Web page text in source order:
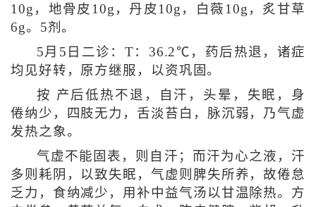
10g，地骨皮10g，丹皮10g，白薇10g，炙甘草
6g。5剂。
5月5日二诊：T：36.2℃，药后热退，诸症
均见好转，原方继服，以资巩固。
按 产后低热不退，自汗，头晕，失眠，身
倦纳少，四肢无力，舌淡苔白，脉沉弱，乃气虚
发热之象。
气虚不能固表，则自汗；而汗为心之液，汗
多则耗阴，以致失眠，气虚则脾失所养，故倦怠
乏力，食纳减少，用补中益气汤以甘温除热。方